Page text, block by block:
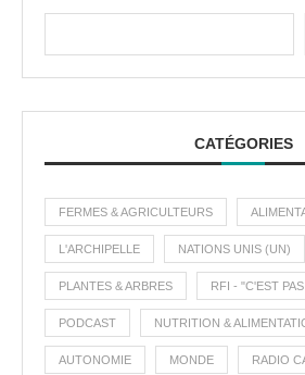
CATÉGORIES
FERMES & AGRICULTEURS
L'ARCHIPELLE NATIONS UNIS (UN)
PLANTES & ARBRES RFI - "C'EST
PODCAST NUTRITION &
AUTONOMIE MONDE RADIO